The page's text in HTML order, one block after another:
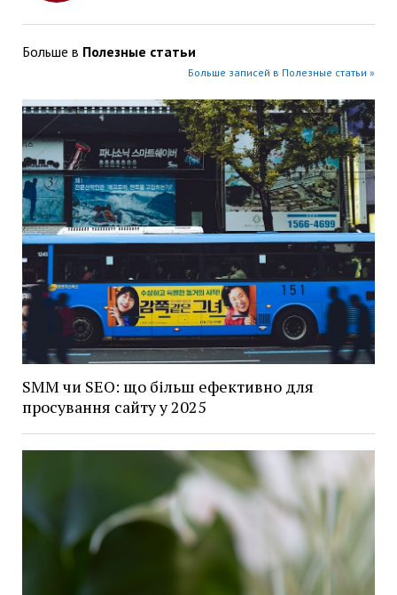
Больше в Полезные статьи
Больше записей в Полезные статьи »
SMM чи SEO: що більш ефективно для
просування сайту у 2025